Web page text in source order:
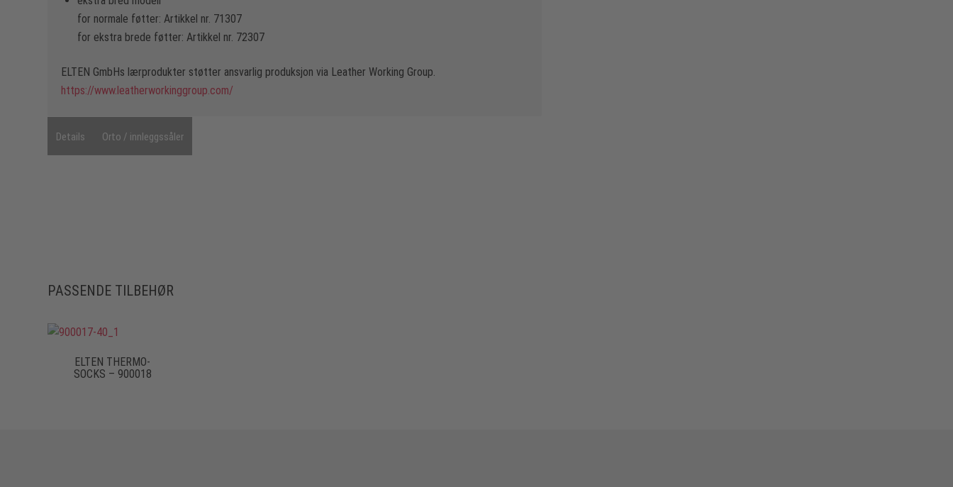
for normale føtter: Artikkel nr. 71307
for ekstra brede føtter: Artikkel nr. 72307
ELTEN GmbHs lærprodukter støtter ansvarlig produksjon via Leather Working Group.
https://www.leatherworkinggroup.com/
Details Orto / innleggssåler
PASSENDE TILBEHØR
ELTEN THERMO-
SOCKS – 900018